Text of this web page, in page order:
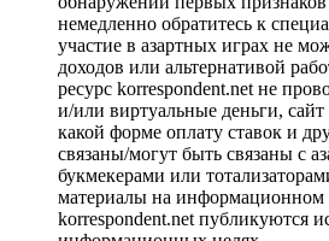
немедленно обратитесь к
участие в азартных играх не
доходов или альтернативой
ресурс korrespondent.net не
и/или виртуальные деньги,
какой форме оплату ставок и
связаны/могут быть связаны с
букмекерами или
материалы на информационном
korrespondent.net публикуются